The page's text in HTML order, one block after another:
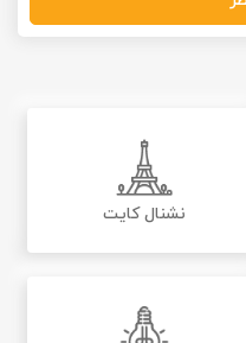
نشنال کایت